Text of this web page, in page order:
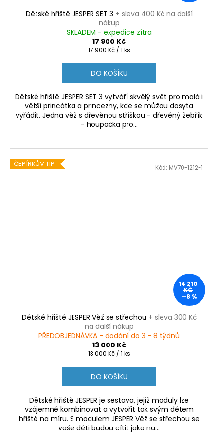
Dětské hřiště JESPER SET 3 + sleva 400 Kč na další
nákup
SKLADEM - expedice zítra
17 900 Kč
Měrná
17 900 Kč / 1 ks
DO KOŠÍKU
Dětské hřiště JESPER SET 3 vytváří skvělý svět pro malá i
větší princátka a princezny, kde se můžou dosyta
vyřádit. Jedna věž s dřevěnou stříškou - dřevěný žebřík
- houpačka pro...
ČEPÍRKŮV TIP
14 210
KČ
–8 %
Dětské hřiště JESPER Věž se střechou + sleva 300 Kč
na další nákup
PŘEDOBJEDNÁVKA - dodání do 3 - 8 týdnů
13 000 Kč
Měrná
13 000 Kč / 1 ks
DO KOŠÍKU
Dětské hřiště JESPER je sestava, jejíž moduly lze
vzájemně kombinovat a vytvořit tak svým dětem
hřiště na míru. S modulem JESPER Věž se střechou se
vaše děti budou cítit jako na...
Kód: MV70-1212-1